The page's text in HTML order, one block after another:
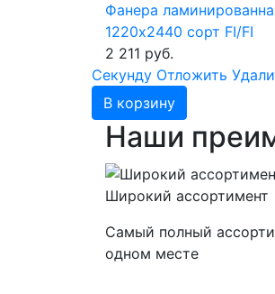
Фанера
1220х2440 сорт FI/FI
2 211 руб.
Cекунду Отложить
В корзину
Наши
Широкий ассортимент
Самый полный
одном месте